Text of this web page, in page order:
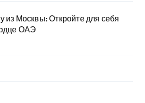
Москвы: Откройте для себя
ОАЭ